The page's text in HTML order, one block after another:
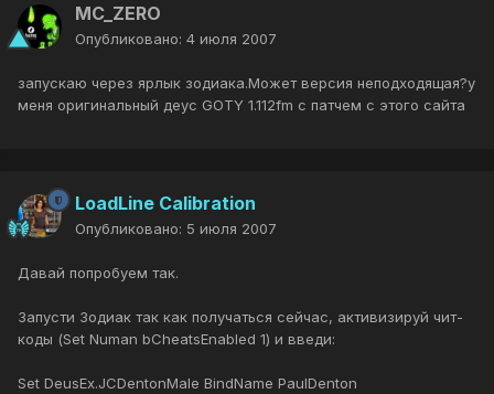
MC_ZERO
Опубликовано: 4 июля 2007
запускаю через ярлык зодиака.Может версия неподходящая?у
меня оригинальный деус GOTY 1.112fm с патчем с этого сайта
LoadLine Calibration
Опубликовано: 5 июля 2007
Давай попробуем так.
Запусти Зодиак так как получаться сейчас, активизируй чит-
коды (Set Numan bCheatsEnabled 1) и введи:
Set DeusEx.JCDentonMale BindName PaulDenton